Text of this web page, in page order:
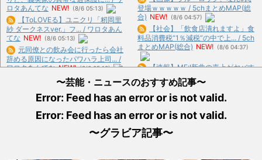
ロタあんてな NEW! (8/6 05:13)
【ToLOVEる】ユニクリ「籾岡里
紗 ダークネスver.」フ... / ワロタあん
てな NEW! (8/6 05:13)
元同僚との飲み会に行ったら会社
辞める原因になったパワハラ上司... /
ワロタあんてな NEW! (8/6 05:13)
【トミカ】新シリーズ「トミカ ク
ロスレスキュー」 始動 / ワロタあん
NEW! (8/6 05:13)
た→…カップルとバトルしてあわ... /
(8/6 04:13)
登場ｗｗｗｗｗ / 5chまとめMAP(総
合) NEW! (8/6 04:57)
【社会】「飲食店潰れますよ」食
料品消費税“1％減税”の中で上... / 5ch
まとめMAP(総合) NEW! (8/6 04:37)
【速報】ME:I新曲の売上がヤバす
ぎる結果に・・・ / 5chまとめ
MAP(総合) NEW! (8/6 04:29)
【衝撃】0歳児を玄関に置き去り
5chまとめMAP(総合) NEW!
【悲報】共同通信「高市総理、避
〜芸能・ニュースのおすすめ記事〜
Error: Feed has an error or is not valid.
Error: Feed has an error or is not valid.
〜グラビア記事〜